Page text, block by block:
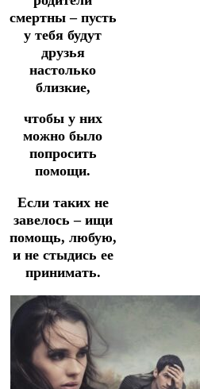
смертны – пусть
у тебя будут
друзья
настолько
близкие,
чтобы у них
можно было
попросить
помощи.
Если таких не
завелось – ищи
помощь, любую,
и не стыдись ее
принимать.